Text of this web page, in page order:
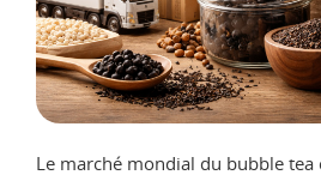
Le marché mondial du bubble